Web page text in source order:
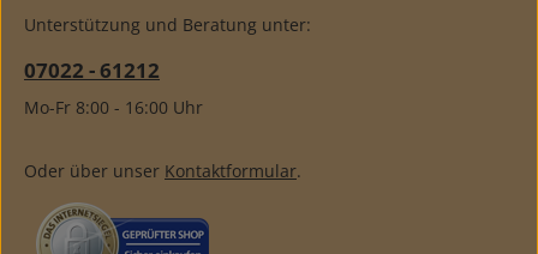
Unterstützung und Beratung unter:
07022 - 61212
Mo-Fr 8:00 - 16:00 Uhr
Oder über unser Kontaktformular.